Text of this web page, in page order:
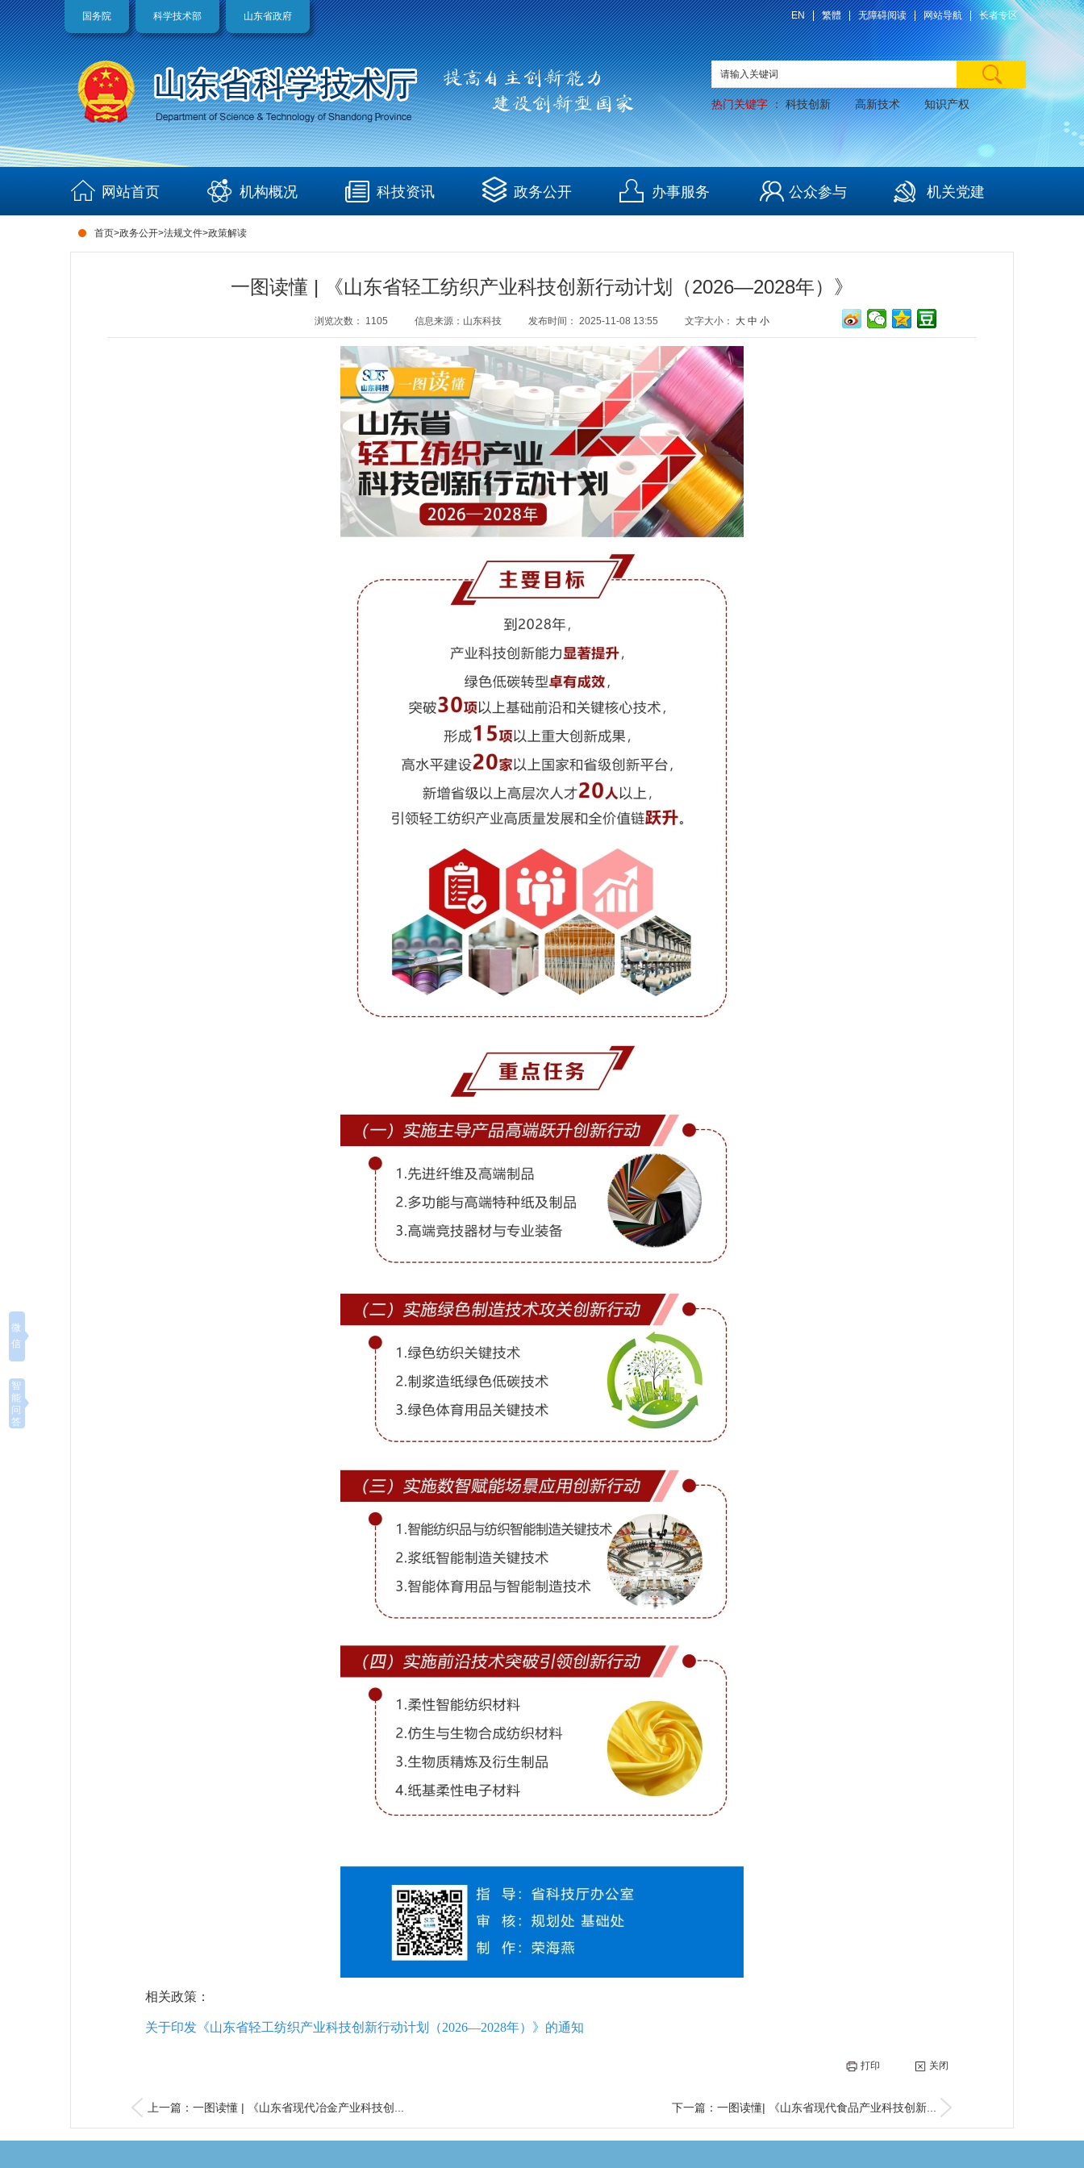
国务院 科学技术部 山东省政府 EN 繁體 无障碍阅读 网站导航 长者专区
热门关键字 ： 科技创新 高新技术 知识产权
网站首页 机构概况 科技资讯 政务公开 办事服务 公众参与 机关党建
首页>政务公开>法规文件>政策解读
一图读懂 | 《山东省轻工纺织产业科技创新行动计划（2026—2028年）》
浏览次数： 1105 信息来源： 山东科技 发布时间： 2025-11-08 13:55 文字大小： 大 中 小
相关政策：
关于印发《山东省轻工纺织产业科技创新行动计划（2026—2028年）》的通知
打印 关闭
上一篇：一图读懂 | 《山东省现代冶金产业科技创... 下一篇：一图读懂| 《山东省现代食品产业科技创新...
微
信
智
能
问
答